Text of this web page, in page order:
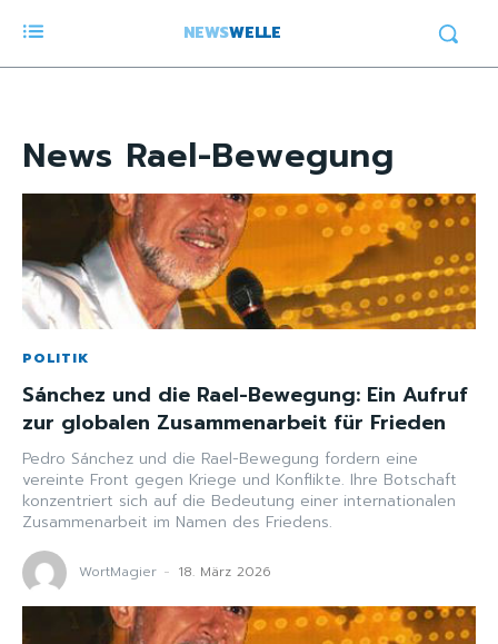
NEWSWELLE
News Rael-Bewegung
POLITIK
Sánchez und die Rael-Bewegung: Ein Aufruf
zur globalen Zusammenarbeit für Frieden
Pedro Sánchez und die Rael-Bewegung fordern eine
vereinte Front gegen Kriege und Konflikte. Ihre Botschaft
konzentriert sich auf die Bedeutung einer internationalen
Zusammenarbeit im Namen des Friedens.
WortMagier - 18. März 2026